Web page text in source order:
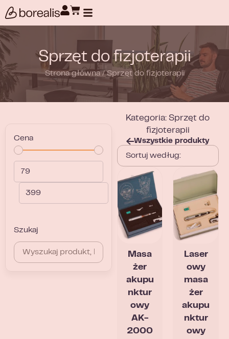
Sprzęt do fizjoterapii
Strona główna/Sprzęt do fizjoterapii
Cena
Szukaj
Wszystkie produkty
Kategoria: Sprzęt do
fizjoterapii
Masa
żer
akupu
nktur
owy
AK-
2000
Laser
owy
masa
żer
akupu
nktur
owy